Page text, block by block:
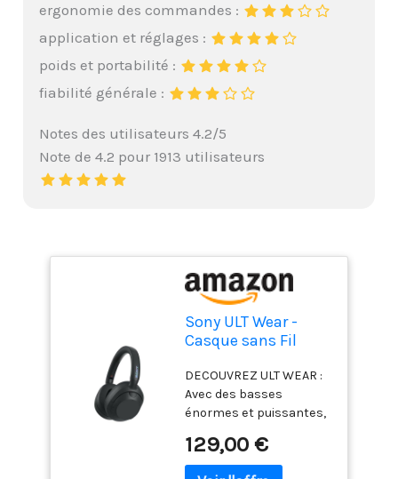
ergonomie des commandes :
application et réglages :
poids et portabilité :
fiabilité générale :
Notes des utilisateurs 4.2/5
Note de 4.2 pour 1913 utilisateurs
Sony ULT Wear -
Casque sans Fil
Power Sound,
Basses Profondes,
réduction de Bruit,
qualité d'appel
Claire, jusqu'à 30
Heures d'autonomie
DECOUVREZ ULT WEAR :
Avec des basses
énormes et puissantes,
supérieur et une
réduction de bruit
129,00 €